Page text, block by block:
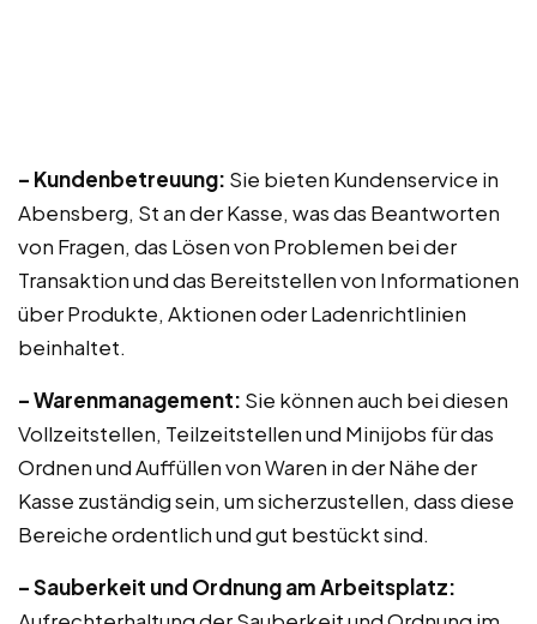
– Kundenbetreuung: Sie bieten Kundenservice in
Abensberg, St an der Kasse, was das Beantworten
von Fragen, das Lösen von Problemen bei der
Transaktion und das Bereitstellen von Informationen
über Produkte, Aktionen oder Ladenrichtlinien
beinhaltet.
– Warenmanagement: Sie können auch bei diesen
Vollzeitstellen, Teilzeitstellen und Minijobs für das
Ordnen und Auffüllen von Waren in der Nähe der
Kasse zuständig sein, um sicherzustellen, dass diese
Bereiche ordentlich und gut bestückt sind.
– Sauberkeit und Ordnung am Arbeitsplatz: